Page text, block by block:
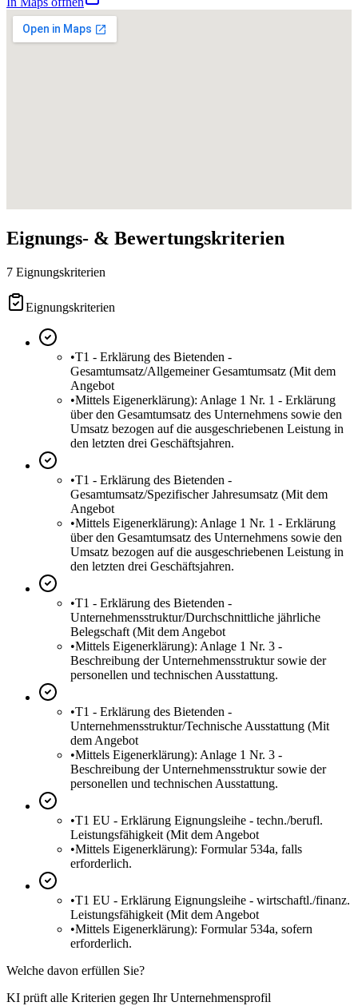
Eignungs- & Bewertungskriterien
7 Eignungskriterien
Eignungskriterien
•T1 - Erklärung des Bietenden -
Gesamtumsatz/Allgemeiner Gesamtumsatz (Mit dem
Angebot
•Mittels Eigenerklärung): Anlage 1 Nr. 1 - Erklärung
über den Gesamtumsatz des Unternehmens sowie den
Umsatz bezogen auf die ausgeschriebenen Leistung in
den letzten drei Geschäftsjahren.
•T1 - Erklärung des Bietenden -
Gesamtumsatz/Spezifischer Jahresumsatz (Mit dem
Angebot
•Mittels Eigenerklärung): Anlage 1 Nr. 1 - Erklärung
über den Gesamtumsatz des Unternehmens sowie den
Umsatz bezogen auf die ausgeschriebenen Leistung in
den letzten drei Geschäftsjahren.
•T1 - Erklärung des Bietenden -
Unternehmensstruktur/Durchschnittliche jährliche
Belegschaft (Mit dem Angebot
•Mittels Eigenerklärung): Anlage 1 Nr. 3 -
Beschreibung der Unternehmensstruktur sowie der
personellen und technischen Ausstattung.
•T1 - Erklärung des Bietenden -
Unternehmensstruktur/Technische Ausstattung (Mit
dem Angebot
•Mittels Eigenerklärung): Anlage 1 Nr. 3 -
Beschreibung der Unternehmensstruktur sowie der
personellen und technischen Ausstattung.
•T1 EU - Erklärung Eignungsleihe - techn./berufl.
Leistungsfähigkeit (Mit dem Angebot
•Mittels Eigenerklärung): Formular 534a, falls
erforderlich.
•T1 EU - Erklärung Eignungsleihe - wirtschaftl./finanz.
Leistungsfähigkeit (Mit dem Angebot
•Mittels Eigenerklärung): Formular 534a, sofern
erforderlich.
Welche davon erfüllen Sie?
KI prüft alle Kriterien gegen Ihr Unternehmensprofil